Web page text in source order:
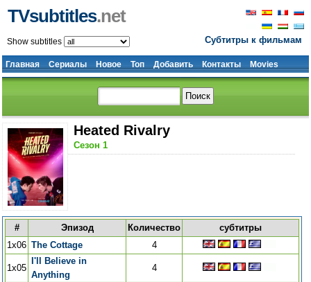
Субтитры к фильмам
TVsubtitles.net
Главная Сериалы Новое Топ Добавить Контакты Movies
Show subtitles
Heated Rivalry
Сезон 1
# Эпизод Количество
субтитры
1x06 The Cottage 4
1x05
I'll Believe in
Anything
4